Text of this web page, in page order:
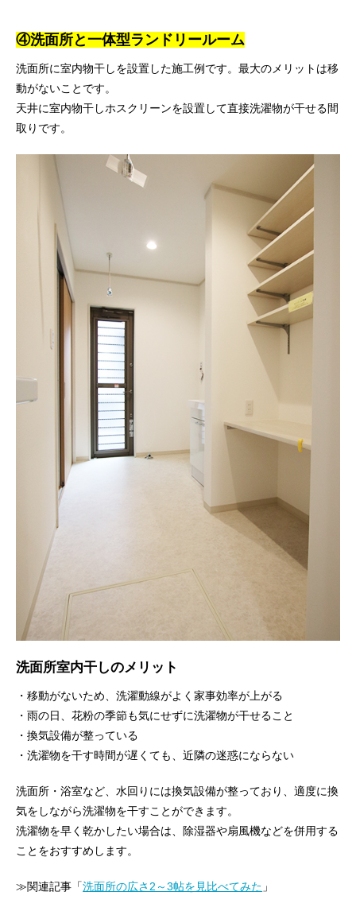
④洗面所と一体型ランドリールーム
洗面所に室内物干しを設置した施工例です。最大のメリットは移
動がないことです。
天井に室内物干しホスクリーンを設置して直接洗濯物が干せる間
取りです。
洗面所室内干しのメリット
・移動がないため、洗濯動線がよく家事効率が上がる
・雨の日、花粉の季節も気にせずに洗濯物が干せること
・換気設備が整っている
・洗濯物を干す時間が遅くても、近隣の迷惑にならない
洗面所・浴室など、水回りには換気設備が整っており、適度に換
気をしながら洗濯物を干すことができます。
洗濯物を早く乾かしたい場合は、除湿器や扇風機などを併用する
ことをおすすめします。
≫関連記事「洗面所の広さ2～3帖を見比べてみた 」